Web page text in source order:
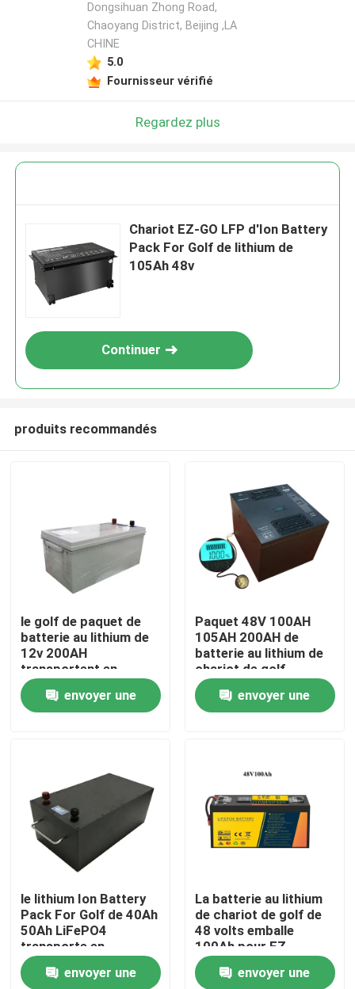
Maison
Produits
Au sujet de nous
Visite d'usine
Contactez-nous
Nouvelles
Paquets de batterie au lithium
Paquet de la batterie LiFePO4
Dongsihuan Zhong Road,
Chaoyang District, Beijing ,LA
CHINE
5.0
Fournisseur vérifié
Regardez plus
Chariot EZ-GO LFP d'Ion Battery
Pack For Golf de lithium de
105Ah 48v
Continuer
produits recommandés
le golf de paquet de
batterie au lithium de
12v 200AH
transportent en
charrette 30A solaire
envoyer une
Paquet 48V 100AH
105AH 200AH de
batterie au lithium de
chariot de golf
Lifepo4 avec la
communication
envoyer une
le lithium Ion Battery
Pack For Golf de 40Ah
50Ah LiFePO4
transporte en
charrette le pousse-
pousse de 48V E
envoyer une
La batterie au lithium
de chariot de golf de
48 volts emballe
100Ah pour EZ-
vont/clubs
envoyer une